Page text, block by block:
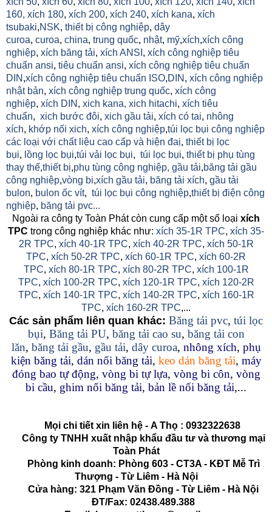
160, xích 180, xích 200, xích 240, xích kana, xích
tsubaki,NSK, thiết bị công nghiệp, dây
curoa, curoa, china, trung quốc, nhật, mỹ,xích,xích công
nghiệp, xích băng tải, xích ANSI , xích công nghiệp tiêu
chuẩn ansi, tiêu chuẩn ansi, xích công nghiệp tiêu chuẩn
DIN ,xích công nghiệp tiêu chuẩn ISO,DIN , xích công nghiệp
nhật bản, xích công nghiệp trung quốc, xích công
nghiệp, xích DIN , xich kana, xich hitachi, xích tiêu
chuẩn, xich bước đôi, xich gầu tải, xích có tai, nhông
xích, khớp nối xich, xích công nghiệp,túi lọc bụi công nghiệp
các loại với chất liệu cao cấp và hiện đaị, thiết bị lọc
bụi, lồng lọc bụi,túi vải lọc bụi, túi lọc bụi, thiết bị phụ tùng
thay thế,thiết bị,phụ tùng công nghiệp, gầu tải,băng tải gầu
công nghiệp,vòng bi,xích gầu tải, băng tải xích, gầu tải
bulon, bulon ốc vít, túi lọc bụi công nghiệp,thiết bị điện công
nghiệp, băng tải pvc...
Ngoài ra công ty Toàn Phát còn cung cấp một số loại xích
TPC trong công nghiệp khác như: xích 35-1R TPC, xích 35-
2R TPC, xích 40-1R TPC, xích 40-2R TPC, xích 50-1R
TPC, xích 50-2R TPC, xích 60-1R TPC, xích 60-2R
TPC, xích 80-1R TPC, xích 80-2R TPC, xích 100-1R
TPC, xích 100-2R TPC, xích 120-1R TPC, xích 120-2R
TPC, xích 140-1R TPC, xích 140-2R TPC, xích 160-1R
TPC, xích 160-2R TPC,...
Các sản phẩm liên quan khác: Băng tải pvc, túi lọc
bụi, Băng tải PU, băng tải cao su, băng tải con
lăn, băng tải gầu, gầu tải, dây curoa, nhông xích, phụ
kiện băng tải, dán nối băng tải, keo dán băng tải, máy
đóng bao tự động, vòng bi tự lựa, vòng bi côn, vòng
bi cầu, ghim nối băng tải, bản lề nối băng tải,...
Mọi chi tiết xin liên hệ - A Thọ : 0932322638
Công ty TNHH xuất nhập khẩu đầu tư và thương mại
Toàn Phát
Phòng kinh doanh: Phòng 603 - CT3A - KĐT Mễ Trì
Thượng - Từ Liêm - Hà Nội
Cửa hàng: 321 Phạm Văn Đồng - Từ Liêm - Hà Nội
ĐT/Fax: 02438.489.388